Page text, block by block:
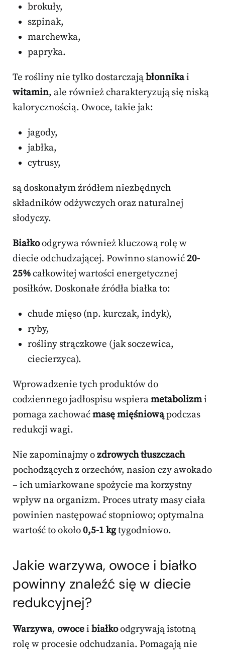
brokuły,
szpinak,
marchewka,
papryka.
Te rośliny nie tylko dostarczająbłonnikai
witamin, ale również charakteryzują się niską
kalorycznością. Owoce, takie jak:
jagody,
jabłka,
cytrusy,
są doskonałym źródłem niezbędnych
składników odżywczych oraz naturalnej
słodyczy.
Białkoodgrywa również kluczową rolę w
diecie odchudzającej. Powinno stanowić 20-
25%całkowitej wartości energetycznej
posiłków. Doskonałe źródła białka to:
chude mięso (np. kurczak, indyk),
ryby,
rośliny strączkowe (jak soczewica,
ciecierzyca).
Wprowadzenie tych produktów do
codziennego jadłospisu wspierametabolizmi
pomaga zachowaćmasę mięśniowąpodczas
redukcji wagi.
Nie zapominajmy ozdrowych tłuszczach
pochodzących z orzechów, nasion czy awokado
– ich umiarkowane spożycie ma korzystny
wpływ na organizm. Proces utraty masy ciała
powinien następować stopniowo; optymalna
wartość to około0,5-1 kgtygodniowo.
Jakie warzywa, owoce i białko
powinny znaleźć się w diecie
redukcyjnej?
Warzywa, owocei białkoodgrywają istotną
rolę w procesie odchudzania. Pomagają nie